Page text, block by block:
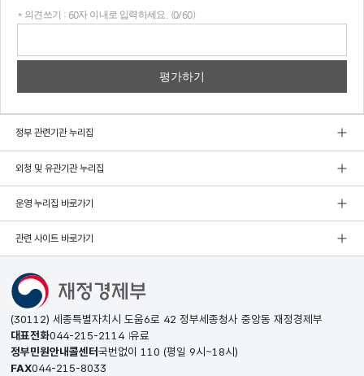
* 의견쓰기 : 60자 이내로 입력하세요. (0/60)
정부 관련기관 누리집
외청 및 유관기관 누리집
운영 누리집 바로가기
관련 사이트 바로가기
(30112) 세종특별자치시 도움6로 42 정부세종청사 중앙동 재정경제부
대표전화044-215-2114 유료
정부민원안내콜센터국번없이 110 (평일 9시~18시)
FAX044-215-8033